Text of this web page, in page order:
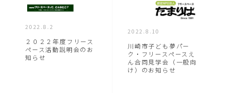
2022.8.2
２０２２年度フリース
ペース活動説明会のお
知らせ
2022.8.10
川崎市子ども夢パー
ク・フリースペースえ
ん合同見学会（一般向
け）のお知らせ